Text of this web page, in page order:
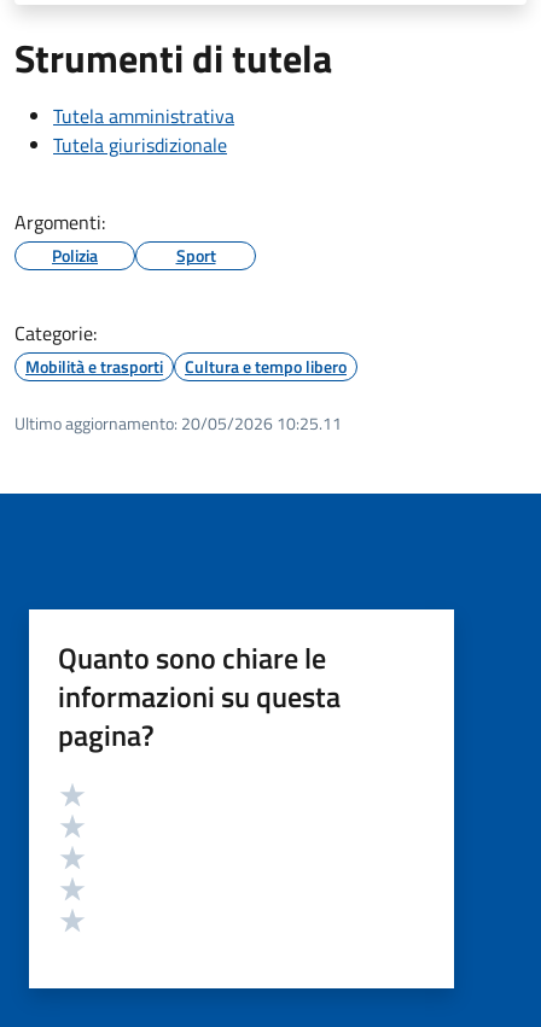
Strumenti di tutela
Tutela amministrativa
Tutela giurisdizionale
Argomenti:
Polizia Sport
Categorie:
Mobilità e trasporti Cultura e tempo libero
Ultimo aggiornamento: 20/05/2026 10:25.11
Quanto sono chiare le
informazioni su questa
pagina?
Valutazione